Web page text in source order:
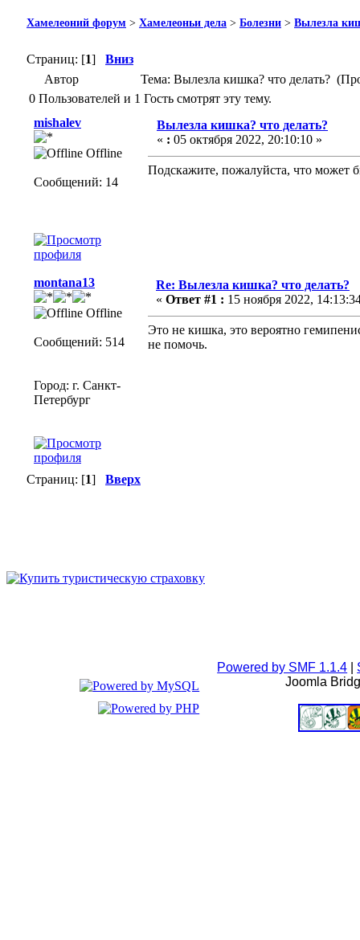
Хамелеоний форум > Хамелеоньи дела > Болезни > Вылезла
Страниц: [1] Вниз
Автор
Тема: Вылезла кишка? что делать?
0 Пользователей и 1 Гость смотрят эту тему.
mishalev
Offline
Сообщений: 14
Вылезла кишка? что делать?
« : 05 октября 2022, 20:10:10 »
Подскажите, пожалуйста, что может
montana13
Offline
Сообщений: 514
Город: г. Санкт-
Петербург
Re: Вылезла кишка? что делать?
« Ответ #1 : 15 ноября 2022,
Это не кишка, это вероятно
не помочь.
Страниц: [1] Вверх
Powered by SMF 1.1.4
Joomla